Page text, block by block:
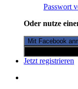
Passwort
Oder nutze
Mit Facebook
Jetzt registrieren